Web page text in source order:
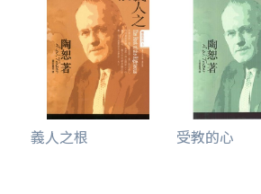
義人之根 受教的心